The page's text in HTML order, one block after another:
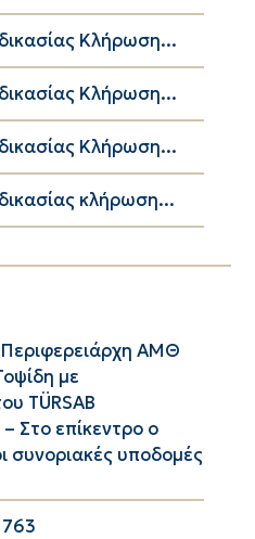
Κλήρωση...
Κλήρωση...
Κλήρωση...
κλήρωση...
ΑΜΘ
με
TÜRSAB
Στο επίκεντρο ο
συνοριακές υποδομές